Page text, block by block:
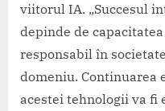
viitorul IA. „Succesul
depinde de
responsabil în
domeniu.
acestei tehnologii va